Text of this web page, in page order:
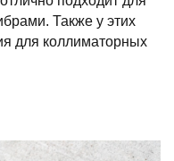
Также у этих
для коллиматорных